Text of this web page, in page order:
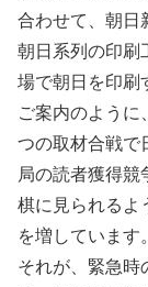
合わせて、朝日
朝日系列の印刷
場で朝日を印刷
ご案内のように
つの取材合戦で
局の読者獲得競
棋に見られるよ
を増しています。
それが、緊急時